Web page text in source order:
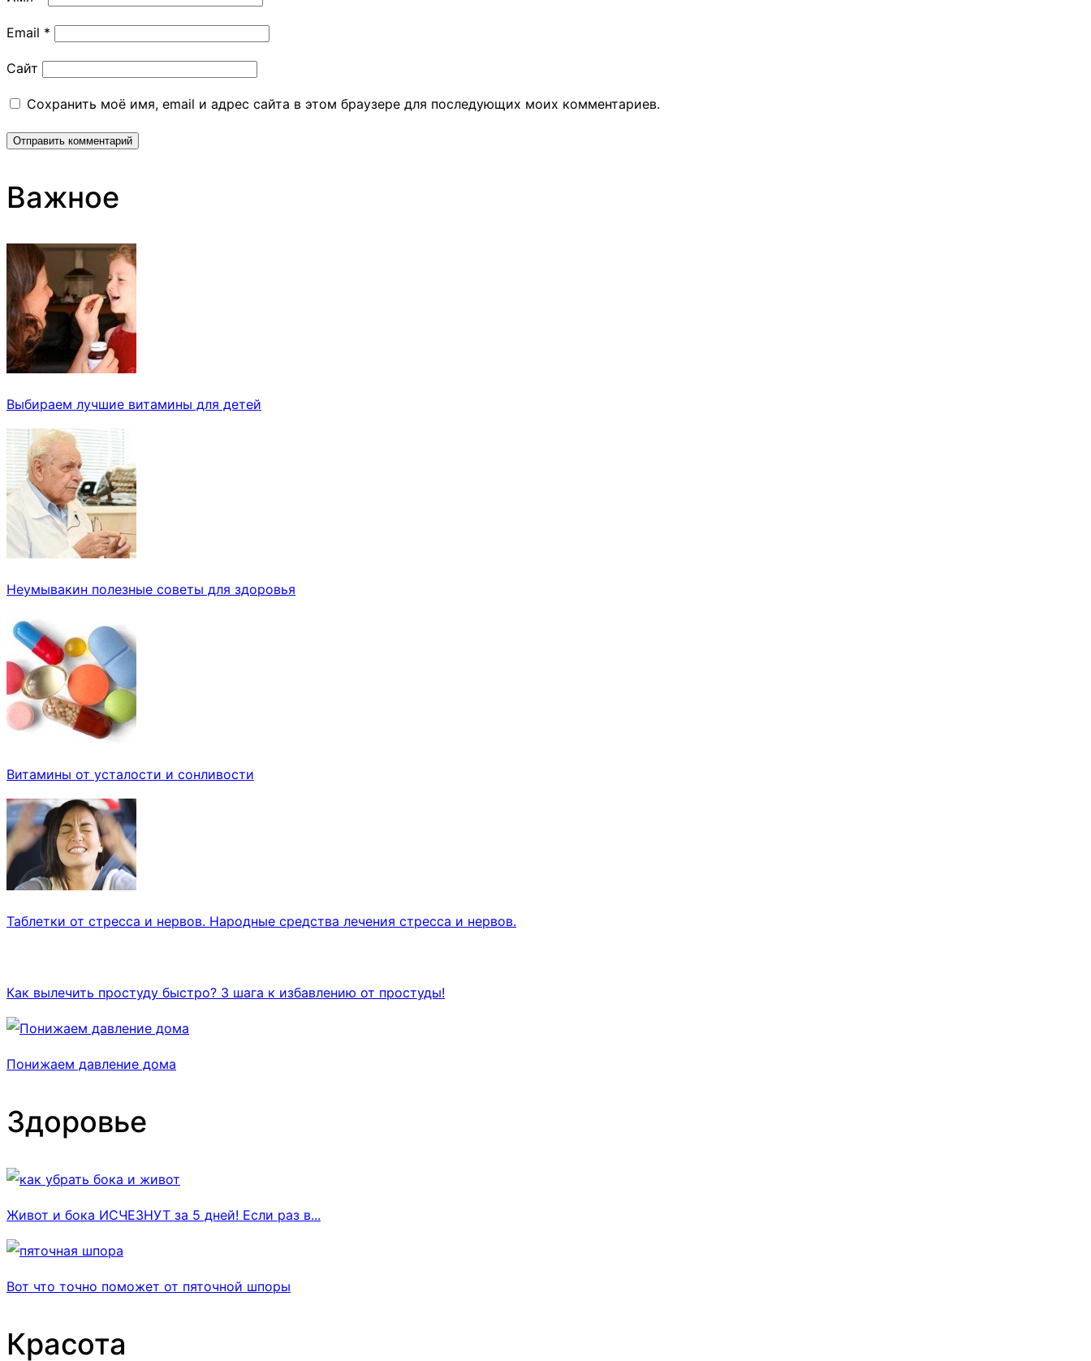
Email *
Сайт
Сохранить моё имя, email и адрес сайта в этом браузере для последующих моих комментариев.
Важное
Выбираем лучшие витамины для детей
Неумывакин полезные советы для здоровья
Витамины от усталости и сонливости
Таблетки от стресса и нервов. Народные средства лечения стресса и нервов.
Как вылечить простуду быстро? 3 шага к избавлению от простуды!
Понижаем давление дома
Здоровье
Живот и бока ИСЧЕЗНУТ за 5 дней! Если раз в...
Вот что точно поможет от пяточной шпоры
Красота